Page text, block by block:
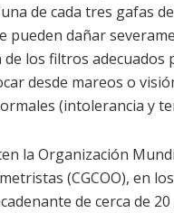
de cada tres gafas
pueden dañar
los filtros
desde mareos o
(intolerancia y
la Organización
(CGCOO), en
de cerca de